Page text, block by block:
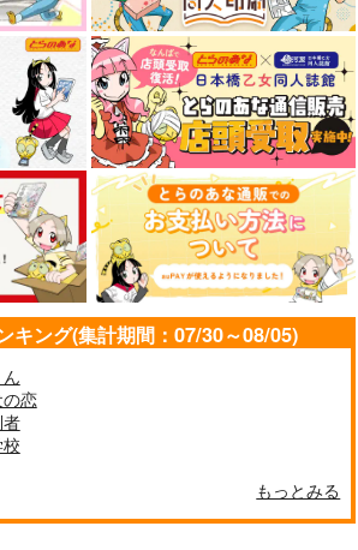
Pew!Pew!Pew!
islet
787円（税込）
五条悟×虎杖悠仁
サンプル
作品詳細
AFTER HOURS
アイロンワークス
472円（税込）
五条悟×虎杖悠仁
サンプル
作品詳細
専売 787円（税込）
呪術廻戦
五条悟×虎杖悠仁
サンプル
カート
専売 1,572円（税込）
呪術廻戦
五条悟×虎杖悠仁
サンプル
カート
キング(集計期間：07/30～08/05)
恋
もっとみる